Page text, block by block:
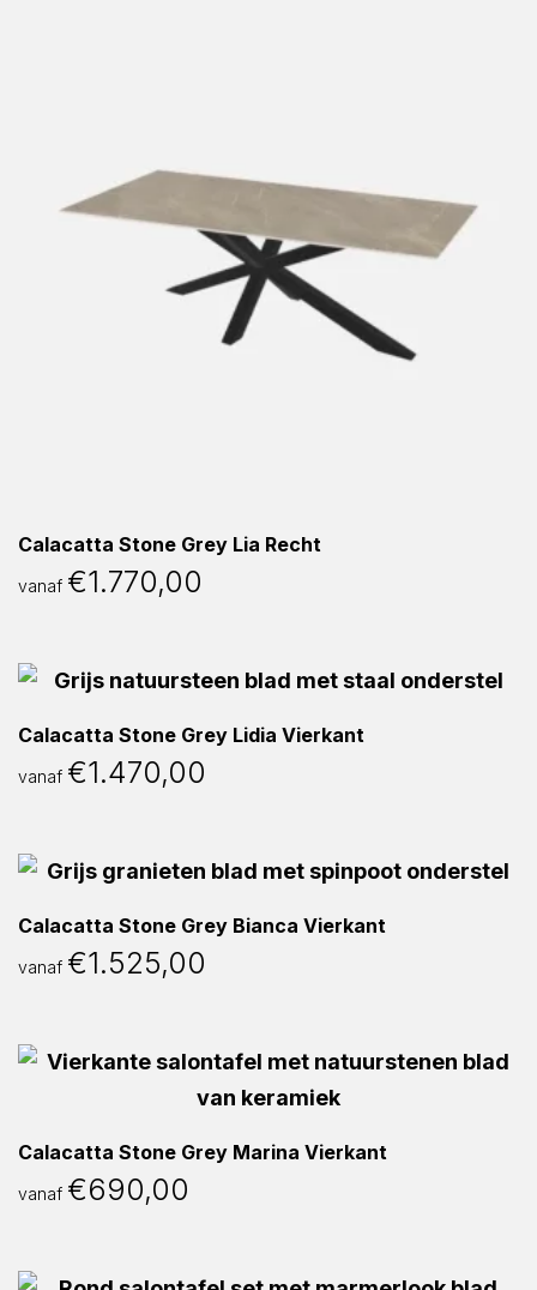
Calacatta Stone Grey Lia Recht
vanaf €1.770,00
Calacatta Stone Grey Lidia Vierkant
vanaf €1.470,00
Calacatta Stone Grey Bianca Vierkant
vanaf €1.525,00
Calacatta Stone Grey Marina Vierkant
vanaf €690,00